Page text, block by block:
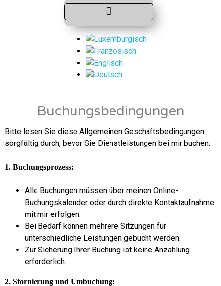
Buchungsbedingungen
Bitte lesen Sie diese Allgemeinen Geschäftsbedingungen
sorgfältig durch, bevor Sie Dienstleistungen bei mir buchen.
1. Buchungsprozess:
Alle Buchungen müssen über meinen Online-
Buchungskalender oder durch direkte Kontaktaufnahme
mit mir erfolgen.
Bei Bedarf können mehrere Sitzungen für
unterschiedliche Leistungen gebucht werden.
Zur Sicherung Ihrer Buchung ist keine Anzahlung
erforderlich.
2. Stornierung und Umbuchung: